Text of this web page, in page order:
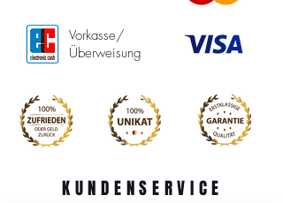
Vorkasse/
Überweisung
KUNDENSERVICE